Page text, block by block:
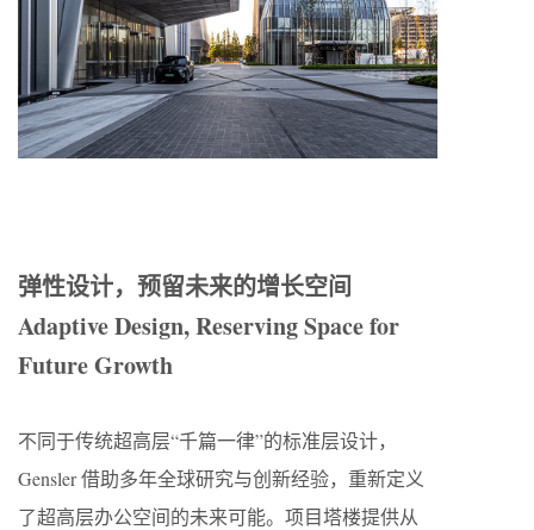
弹性设计，预留未来的增长空间
Adaptive Design, Reserving Space for
Future Growth
不同于传统超高层“千篇一律”的标准层设计，
Gensler 借助多年全球研究与创新经验，重新定义
了超高层办公空间的未来可能。项目塔楼提供从